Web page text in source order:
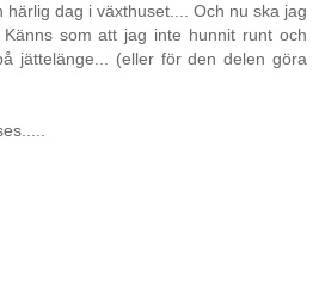
härlig dag i växthuset.... Och nu ska jag
som att jag inte hunnit runt och
jättelänge... (eller för den delen göra